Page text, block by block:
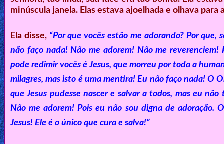
minúscula janela. Elas estava ajoelhada e olhava
Ela disse, “Por que vocês estão me adorando? Por
não faço nada! Não me adorem! Não me
pode redimir vocês é Jesus, que morreu por toda a
milagres, mas isto é uma mentira! Eu não faço nada! O
que Jesus pudesse nascer e salvar a todos, mas eu
Não me adorem! Pois eu não sou digna de adoração.
Jesus! Ele é o único que cura e salva!”